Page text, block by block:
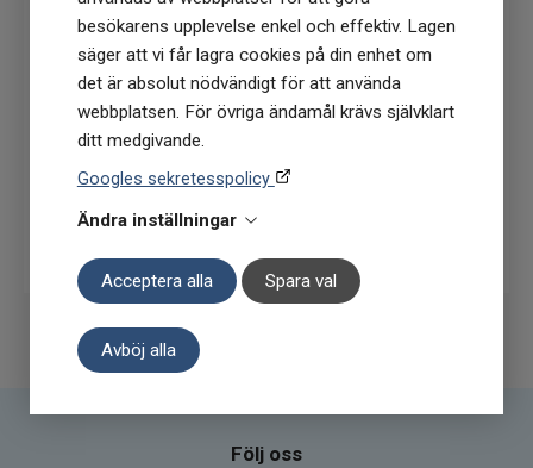
besökarens upplevelse enkel och effektiv. Lagen
säger att vi får lagra cookies på din enhet om
det är absolut nödvändigt för att använda
webbplatsen. För övriga ändamål krävs självklart
ditt medgivande.
Googles sekretesspolicy
Ändra inställningar
Acceptera alla Spara val
Avböj alla
(Du får en kod till din mejl som gäller vid 1
köptillfälle på ordinarie priser)
Prenumerera
Följ oss